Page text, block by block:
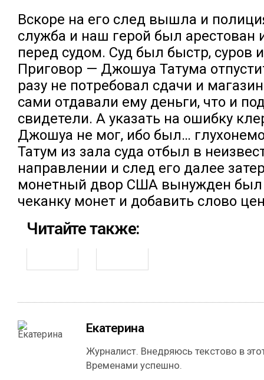
Вскоре на его след вышла и
служба и наш герой был арестован
перед судом. Суд был быстр, суров
Приговор — Джошуа Татума
разу не потребовал сдачи и
сами отдавали ему деньги, что и
свидетели. А указать на ошибку
Джошуа не мог, ибо был…
Татум из зала суда отбыл в
направлении и след его далее
монетный двор США вынужден был
чеканку монет и добавить слово
Читайте также:
Екатерина
Журналист. Внедряюсь текстово в
Временами успешно.